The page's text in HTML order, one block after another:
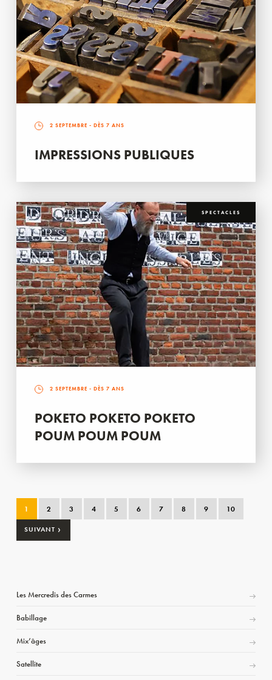
2 SEPTEMBRE - DÈS 7 ANS
IMPRESSIONS PUBLIQUES
SPECTACLES
2 SEPTEMBRE - DÈS 7 ANS
POKETO POKETO POKETO
POUM POUM POUM
1 2 3 4 5 6 7 8 9 10
SUIVANT ›
Les Mercredis des Carmes
Babillage
Mix’âges
Satellite